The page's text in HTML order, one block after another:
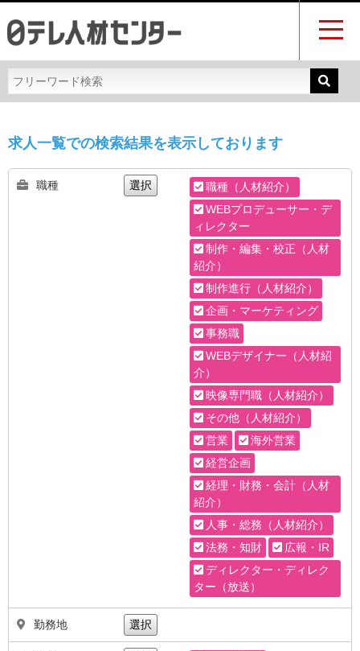
求人一覧での検索結果を表示しております
職種 選択
職種（人材紹介）
WEBプロデューサー・デ
ィレクター
制作・編集・校正（人材
紹介）
制作進行（人材紹介）
企画・マーケティング
事務職
WEBデザイナー（人材紹
介）
映像専門職（人材紹介）
その他（人材紹介）
営業
海外営業
経営企画
経理・財務・会計（人材
紹介）
人事・総務（人材紹介）
法務・知財
広報・IR
ディレクター・ディレク
ター（放送）
勤務地 選択